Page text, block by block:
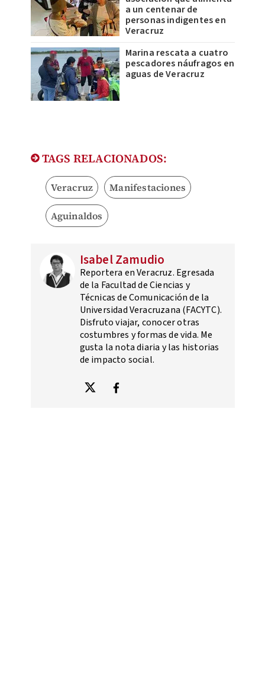
a un centenar de
personas indigentes en
Veracruz
Marina rescata a cuatro
pescadores náufragos en
aguas de Veracruz
TAGS RELACIONADOS:
Veracruz Manifestaciones
Aguinaldos
Isabel Zamudio
Reportera en Veracruz. Egresada
de la Facultad de Ciencias y
Técnicas de Comunicación de la
Universidad Veracruzana (FACYTC).
Disfruto viajar, conocer otras
costumbres y formas de vida. Me
gusta la nota diaria y las historias
de impacto social.